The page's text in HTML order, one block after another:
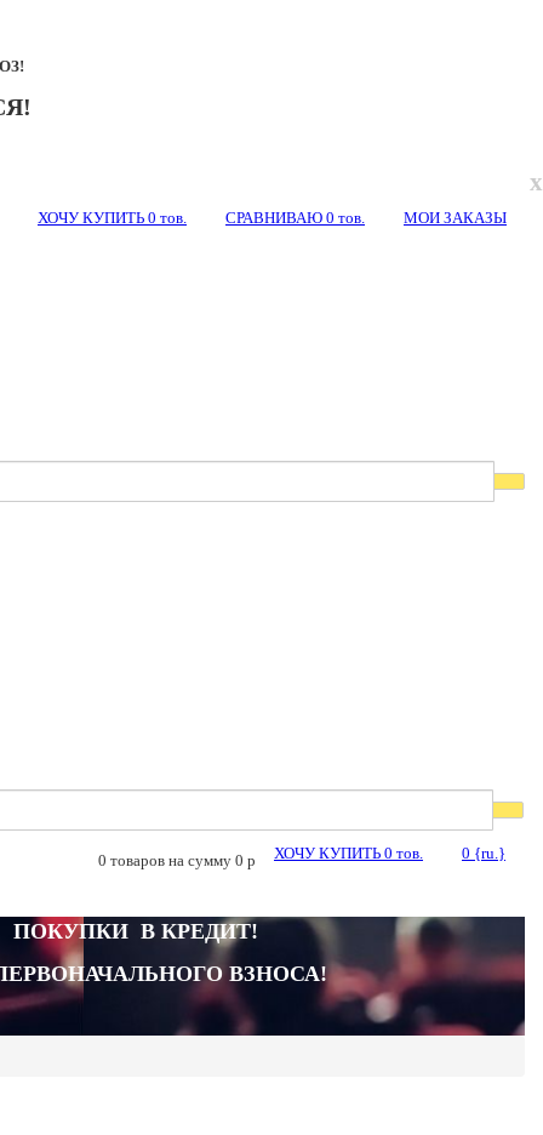
x
ХОЧУ КУПИТЬ 0 тов. СРАВНИВАЮ 0 тов. МОИ ЗАКАЗЫ
ХОЧУ КУПИТЬ 0 тов. 0 {ru.}
0 товаров на сумму 0 p
ПОКУПКИ В КРЕДИТ!
ВЗНОСА!